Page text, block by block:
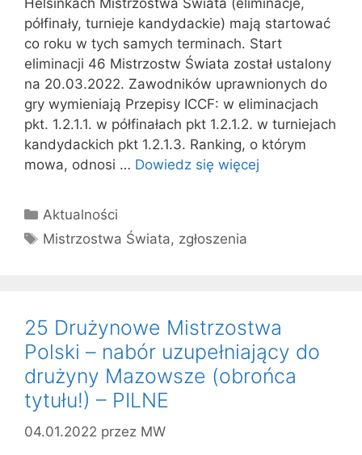
Helsinkach Mistrzostwa Świata (eliminacje,
półfinały, turnieje kandydackie) mają startować
co roku w tych samych terminach. Start
eliminacji 46 Mistrzostw Świata został ustalony
na 20.03.2022. Zawodników uprawnionych do
gry wymieniają Przepisy ICCF: w eliminacjach
pkt. 1.2.1.1. w półfinałach pkt 1.2.1.2. w turniejach
kandydackich pkt 1.2.1.3. Ranking, o którym
mowa, odnosi … Dowiedz się więcej
Kategorie
Aktualności
Tagi
Mistrzostwa Świata, zgłoszenia
25 Drużynowe Mistrzostwa
Polski – nabór uzupełniający do
drużyny Mazowsze (obrońca
tytułu!) – PILNE
04.01.2022 przez MW